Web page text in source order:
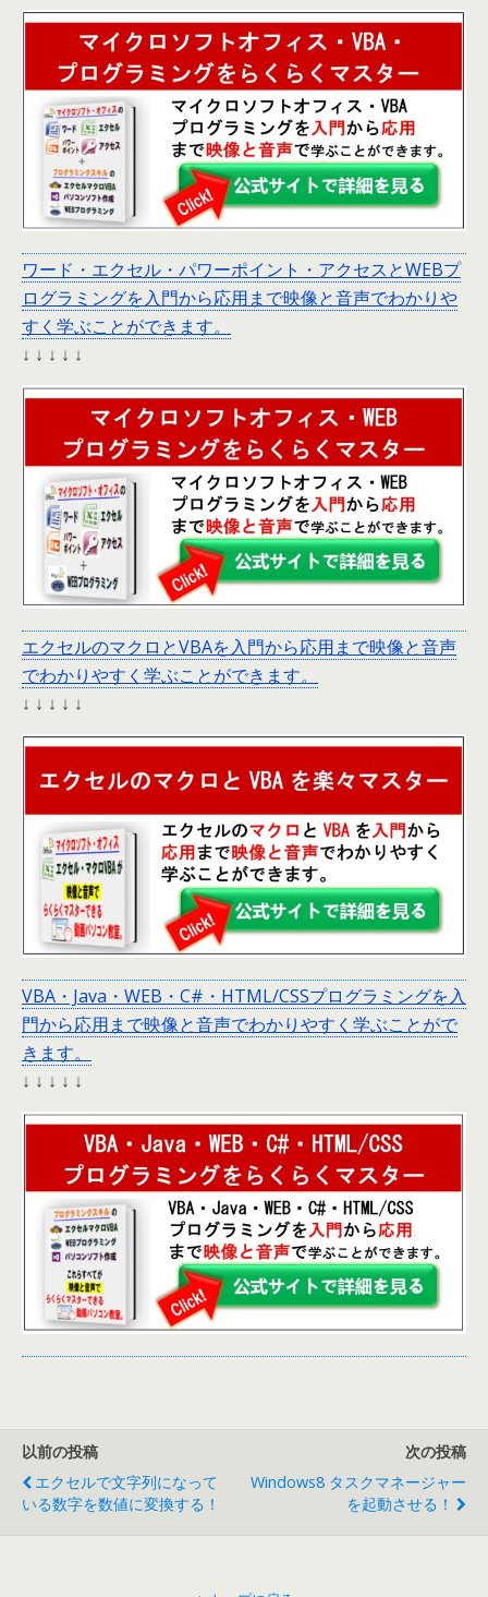
ワード・エクセル・パワーポイント・アクセスとWEBプ
ログラミングを入門から応用まで映像と音声でわかりや
すく学ぶことができます。
↓ ↓ ↓ ↓ ↓
エクセルのマクロとVBAを入門から応用まで映像と音声
でわかりやすく学ぶことができます。
↓ ↓ ↓ ↓ ↓
VBA・Java・WEB・C#・HTML/CSSプログラミングを入
門から応用まで映像と音声でわかりやすく学ぶことがで
きます。
↓ ↓ ↓ ↓ ↓
以前の投稿
エクセルで文字列になって
いる数字を数値に変換する！
次の投稿
Windows8 タスクマネージャー
を起動させる！